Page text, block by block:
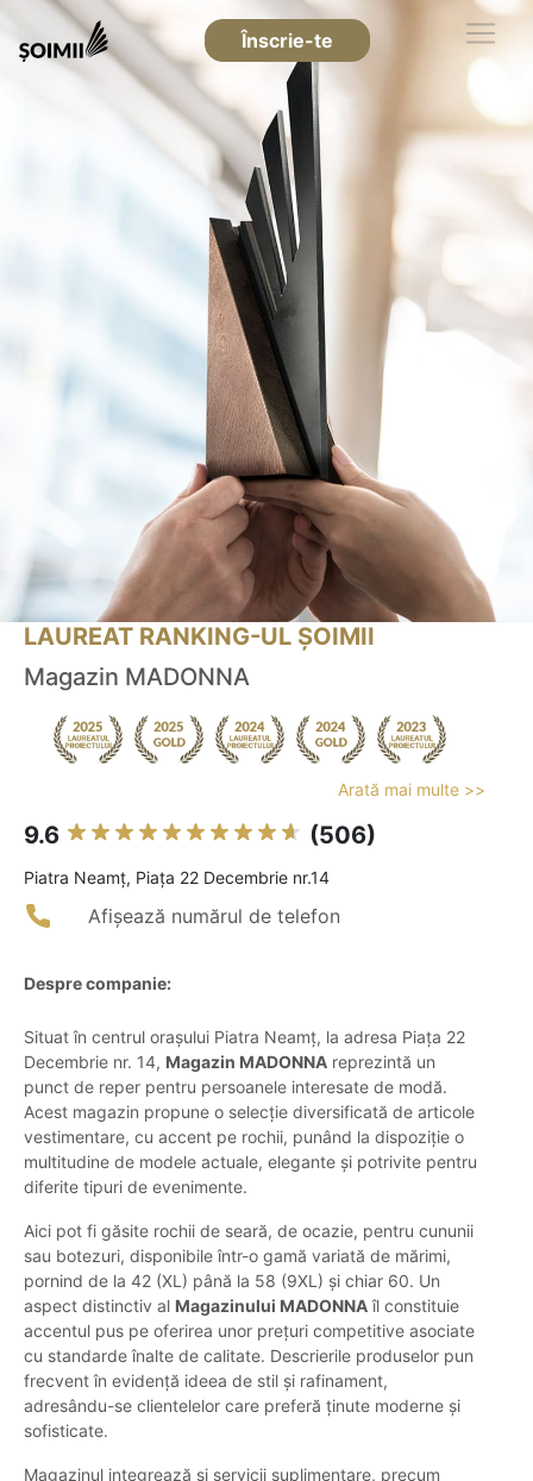
Înscrie-te
LAUREAT RANKING-UL ȘOIMII
Magazin MADONNA
Arată mai multe >>
9.6 (506)
Piatra Neamţ, Piața 22 Decembrie nr.14
Afișează numărul de telefon
Despre companie:
Situat în centrul orașului Piatra Neamț, la adresa Piața 22
Decembrie nr. 14, Magazin MADONNA reprezintă un
punct de reper pentru persoanele interesate de modă.
Acest magazin propune o selecție diversificată de articole
vestimentare, cu accent pe rochii, punând la dispoziție o
multitudine de modele actuale, elegante și potrivite pentru
diferite tipuri de evenimente.
Aici pot fi găsite rochii de seară, de ocazie, pentru cununii
sau botezuri, disponibile într-o gamă variată de mărimi,
pornind de la 42 (XL) până la 58 (9XL) și chiar 60. Un
aspect distinctiv al Magazinului MADONNAîl constituie
accentul pus pe oferirea unor prețuri competitive asociate
cu standarde înalte de calitate. Descrierile produselor pun
frecvent în evidență ideea de stil și rafinament,
adresându-se clientelelor care preferă ținute moderne și
sofisticate.
Magazinul integrează și servicii suplimentare, precum